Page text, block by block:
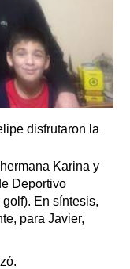
disfrutaron la
Karina y
Deportivo
En síntesis,
para Javier,